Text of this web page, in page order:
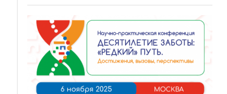
Отменить